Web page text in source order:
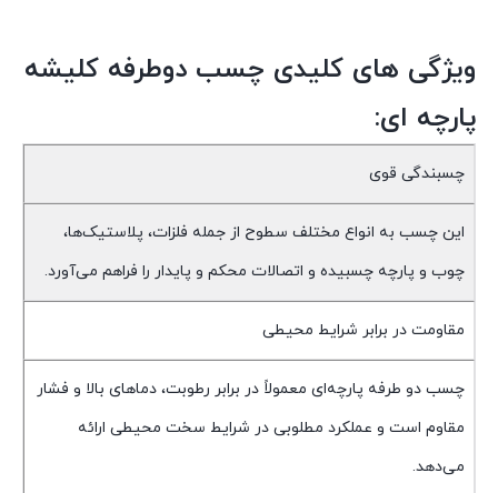
ویژگی های کلیدی چسب دوطرفه کلیشه
پارچه ای:
چسبندگی قوی
این چسب به انواع مختلف سطوح از جمله فلزات، پلاستیک‌ها،
چوب و پارچه چسبیده و اتصالات محکم و پایدار را فراهم می‌آورد.
مقاومت در برابر شرایط محیطی
چسب دو طرفه پارچه‌ای معمولاً در برابر رطوبت، دماهای بالا و فشار
مقاوم است و عملکرد مطلوبی در شرایط سخت محیطی ارائه
می‌دهد.